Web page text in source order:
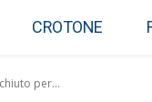
CROTONE
per...